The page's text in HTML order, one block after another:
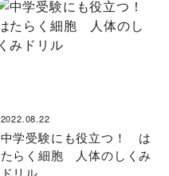
2022.08.22
中学受験にも役立つ！ は
たらく細胞 人体のしくみ
ドリル